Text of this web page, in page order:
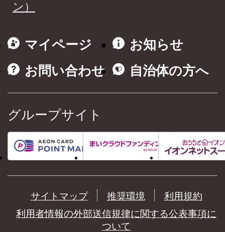
ン）
マイページ
お知らせ
お問い合わせ
自治体の方へ
グループサイト
サイトマップ 推奨環境
利用規約
利用者情報の外部送信規律に関する公表事項に
ついて